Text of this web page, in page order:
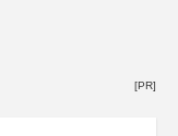
[PR]